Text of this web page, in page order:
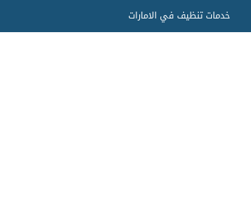
to
خدمات تنظيف في الامارات